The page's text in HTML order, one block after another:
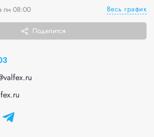
пн 08:00 Весь график
Поделится